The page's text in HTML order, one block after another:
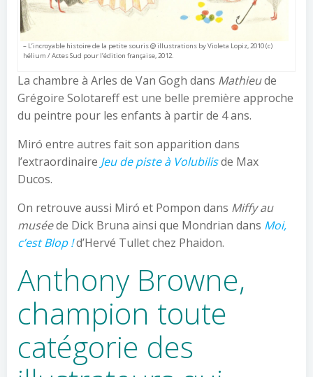
– L’incroyable histoire de la petite souris @ illustrations by Violeta Lopiz, 2010 (c)
hélium / Actes Sud pour l’édition française, 2012.
La chambre à Arles de Van Gogh dans Mathieude
Grégoire Solotareff est une belle première approche
du peintre pour les enfants à partir de 4 ans.
Miró entre autres fait son apparition dans
l’extraordinaire Jeu de piste à Volubilisde Max
Ducos.
On retrouve aussi Miró et Pompon dans Miffy au
muséede Dick Bruna ainsi que Mondrian dans Moi,
c’est Blop !d’Hervé Tullet chez Phaidon.
Anthony Browne,
champion toute
catégorie des